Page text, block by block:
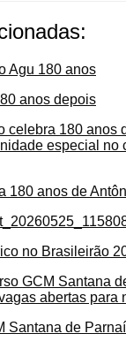
anos depois
180 anos de
no Brasileirão
Santana de